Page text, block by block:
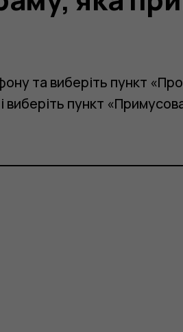
та виберіть пункт
виберіть пункт